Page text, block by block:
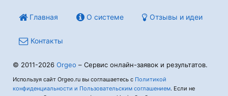
Главная О системе Отзывы и идеи
Контакты
© 2011-2026 Orgeo – Сервис онлайн-заявок и результатов.
Используя сайт Orgeo.ru вы соглашаетесь с Политикой
конфиденциальности и Пользовательским соглашением. Если не